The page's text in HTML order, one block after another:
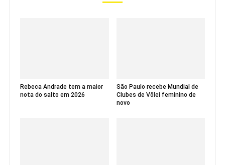
Rebeca Andrade tem a maior
nota do salto em 2026
São Paulo recebe Mundial de
Clubes de Vôlei feminino de
novo